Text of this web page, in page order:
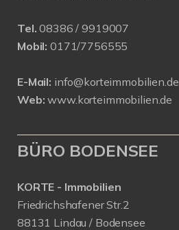
Tel. 08386 / 9919007
Mobil: 0171/7756555
E-Mail: info@korteimmobilien.de
Web: www.korteimmobilien.de
BÜRO BODENSEE
KORTE - Immobilien
Friedrichshafener Str.2
88131 Lindau / Bodensee